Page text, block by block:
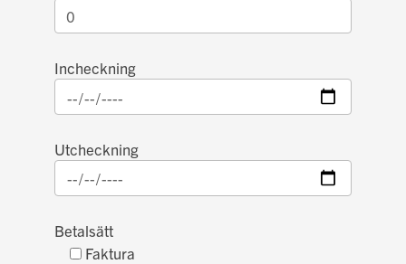
Incheckning
Utcheckning
Betalsätt
Faktura